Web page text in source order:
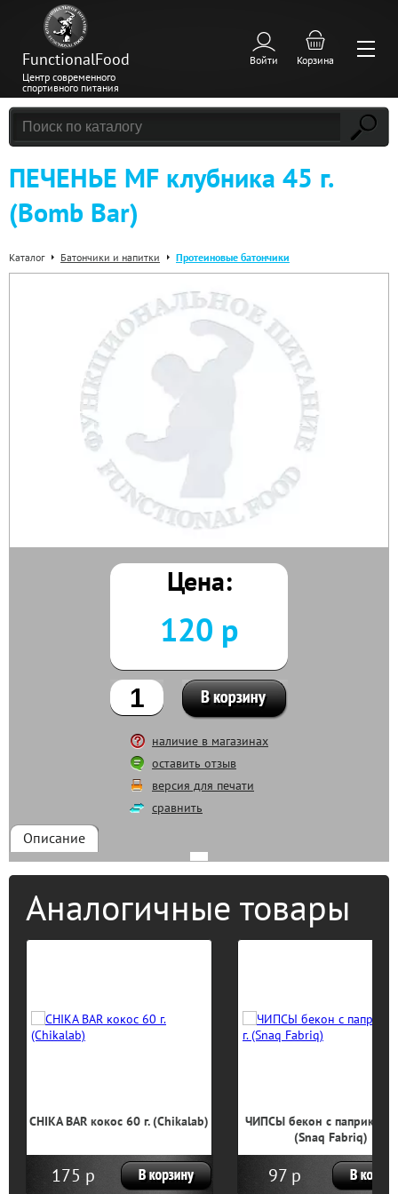
FunctionalFood
Центр современного
спортивного питания
Войти Корзина
ПЕЧЕНЬЕ MF клубника 45 г.
(Bomb Bar)
Каталог Батончики и напитки Протеиновые батончики
Цена:
120 р
наличие в магазинах
оставить отзыв
версия для печати
сравнить
Описание
Аналогичные товары
60 г. (Chikalab)
ЧИПСЫ бекон с паприкой 50 г.
97 р